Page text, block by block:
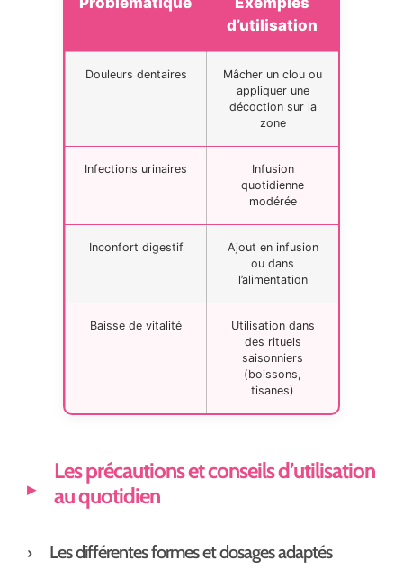
d’utilisation
Douleurs dentaires
Mâcher un clou ou
appliquer une
décoction sur la
zone
Infections urinaires
Infusion
quotidienne
modérée
Inconfort digestif
Ajout en infusion
ou dans
l’alimentation
Baisse de vitalité
Utilisation dans
des rituels
saisonniers
(boissons,
tisanes)
Les précautions et conseils d’utilisation
au quotidien
Les différentes formes et dosages adaptés